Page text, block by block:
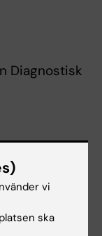
Diagnostisk
vi
ska